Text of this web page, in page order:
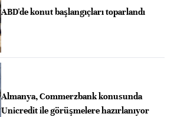
ABD'de konut başlangıçları toparlandı
Almanya, Commerzbank konusunda
Unicredit ile görüşmelere hazırlanıyor